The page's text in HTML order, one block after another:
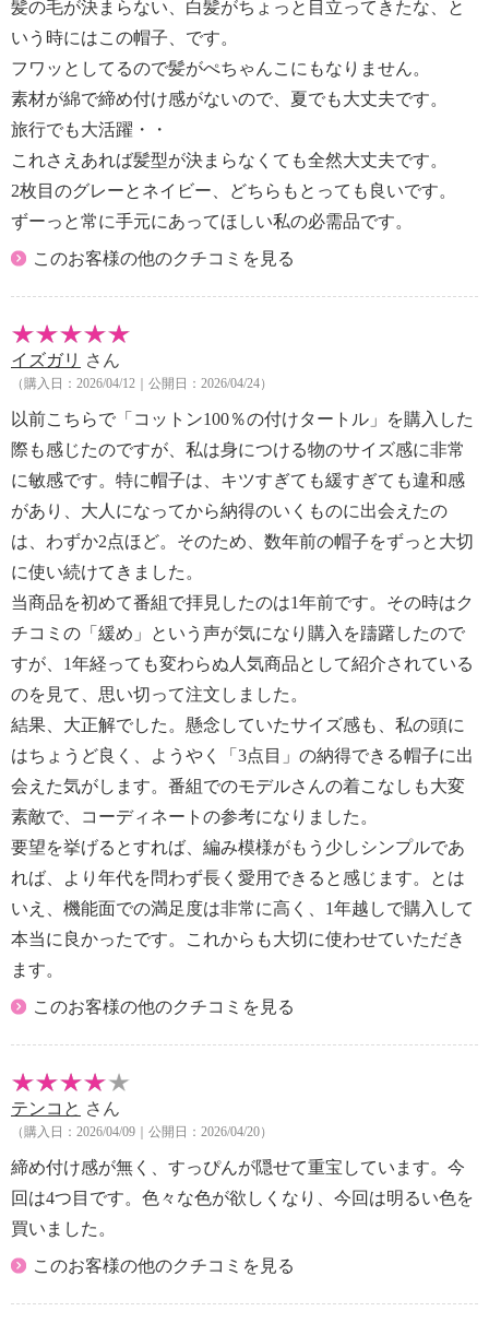
【使用上の注意】
・火気に近づけない
【個体差あり】
・商品の特性上、色の出方が異なる
【原産国（地）】
・日本製
※「中材」は、一部「中わた」と記載しています
髪の毛が決まらない、白髪がちょっと目立ってきたな、と
いう時にはこの帽子、です。
フワッとしてるので髪がぺちゃんこにもなりません。
素材が綿で締め付け感がないので、夏でも大丈夫です。
旅行でも大活躍・・
これさえあれば髪型が決まらなくても全然大丈夫です。
2枚目のグレーとネイビー、どちらもとっても良いです。
ずーっと常に手元にあってほしい私の必需品です。
このお客様の他のクチコミを見る
イズガリ さん
（購入日：2026/04/12｜公開日：2026/04/24）
以前こちらで「コットン100％の付けタートル」を購入した
際も感じたのですが、私は身につける物のサイズ感に非常
に敏感です。特に帽子は、キツすぎても緩すぎても違和感
があり、大人になってから納得のいくものに出会えたの
は、わずか2点ほど。そのため、数年前の帽子をずっと大切
に使い続けてきました。
当商品を初めて番組で拝見したのは1年前です。その時はク
チコミの「緩め」という声が気になり購入を躊躇したので
すが、1年経っても変わらぬ人気商品として紹介されている
のを見て、思い切って注文しました。
結果、大正解でした。懸念していたサイズ感も、私の頭に
はちょうど良く、ようやく「3点目」の納得できる帽子に出
会えた気がします。番組でのモデルさんの着こなしも大変
素敵で、コーディネートの参考になりました。
要望を挙げるとすれば、編み模様がもう少しシンプルであ
れば、より年代を問わず長く愛用できると感じます。とは
いえ、機能面での満足度は非常に高く、1年越しで購入して
本当に良かったです。これからも大切に使わせていただき
ます。
このお客様の他のクチコミを見る
テンコと さん
（購入日：2026/04/09｜公開日：2026/04/20）
締め付け感が無く、すっぴんが隠せて重宝しています。今
回は4つ目です。色々な色が欲しくなり、今回は明るい色を
買いました。
このお客様の他のクチコミを見る